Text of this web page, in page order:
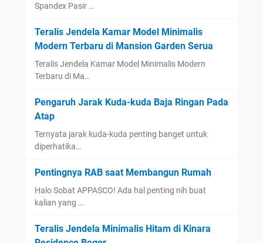
Spandex Pasir …
Teralis Jendela Kamar Model Minimalis
Modern Terbaru di Mansion Garden Serua
Teralis Jendela Kamar Model Minimalis Modern
Terbaru di Ma…
Pengaruh Jarak Kuda-kuda Baja Ringan Pada
Atap
Ternyata jarak kuda-kuda penting banget untuk
diperhatika…
Pentingnya RAB saat Membangun Rumah
Halo Sobat APPASCO! Ada hal penting nih buat
kalian yang …
Teralis Jendela Minimalis Hitam di Kinara